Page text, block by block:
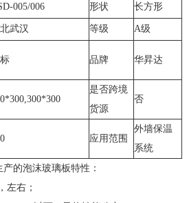
005/006 形状 长方形
武汉 等级 A级
品牌 华昇达
是否跨境
货源
否
应用范围
外墙保温
系统
的泡沫玻璃板特性：
左右；